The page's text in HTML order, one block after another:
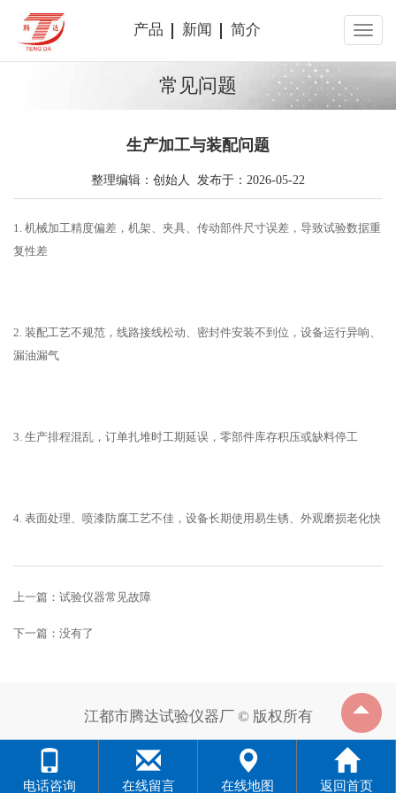
产品 新闻 简介
常见问题
生产加工与装配问题
整理编辑：创始人 发布于：2026-05-22
1. 机械加工精度偏差，机架、夹具、传动部件尺寸误差，导致试验数据重
复性差
2. 装配工艺不规范，线路接线松动、密封件安装不到位，设备运行异响、
漏油漏气
3. 生产排程混乱，订单扎堆时工期延误，零部件库存积压或缺料停工
4. 表面处理、喷漆防腐工艺不佳，设备长期使用易生锈、外观磨损老化快
上一篇： 试验仪器常见故障
下一篇：没有了
江都市腾达试验仪器厂 © 版权所有
电话咨询 在线留言 在线地图 返回首页